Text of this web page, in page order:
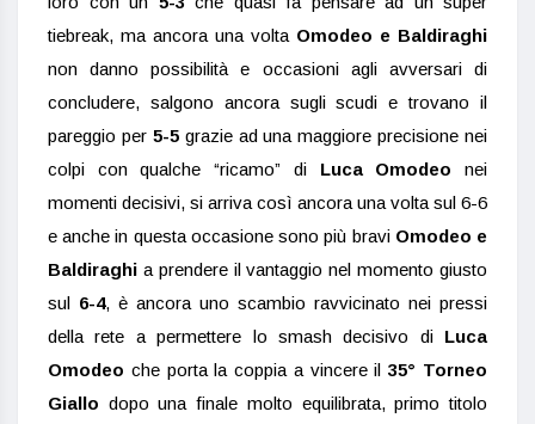
tiebreak, ma ancora una volta Omodeo e Baldiraghi
non danno possibilità e occasioni agli avversari di
concludere, salgono ancora sugli scudi e trovano il
pareggio per5-5grazie ad una maggiore precisione nei
colpi con qualche “ricamo” di Luca Omodeo nei
momenti decisivi, si arriva così ancora una volta sul 6-6
e anche in questa occasione sono più bravi Omodeo e
Baldiraghi a prendere il vantaggio nel momento giusto
sul 6-4, è ancora uno scambio ravvicinato nei pressi
della rete a permettere lo smash decisivo di Luca
Omodeo che porta la coppia a vincere il35° Torneo
Giallo dopo una finale molto equilibrata, primo titolo